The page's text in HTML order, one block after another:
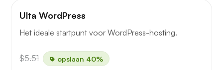
Ulta WordPress
Het ideale startpunt voor WordPress-hosting.
$5.51 opslaan 40%